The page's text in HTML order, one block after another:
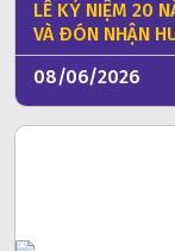
LỄ KỶ NIỆM 20
VÀ ĐÓN NHẬN
08/06/2026